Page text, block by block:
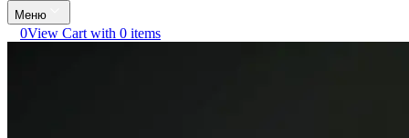
Меню
0View Cart with 0 items